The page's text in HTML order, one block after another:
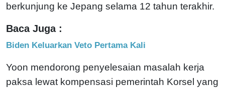
berkunjung ke Jepang selama 12 tahun terakhir.
Baca Juga :
Biden Keluarkan Veto Pertama Kali
Yoon mendorong penyelesaian masalah kerja
paksa lewat kompensasi pemerintah Korsel yang